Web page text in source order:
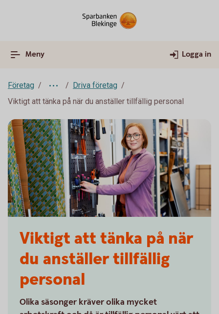
Meny Logga in
Företag
Driva företag
Viktigt att tänka på när du anställer tillfällig personal
Viktigt att tänka på när
du anställer tillfällig
personal
Olika säsonger kräver olika mycket